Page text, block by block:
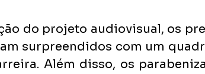
do projeto audiovisual, os
surpreendidos com um
Além disso, os